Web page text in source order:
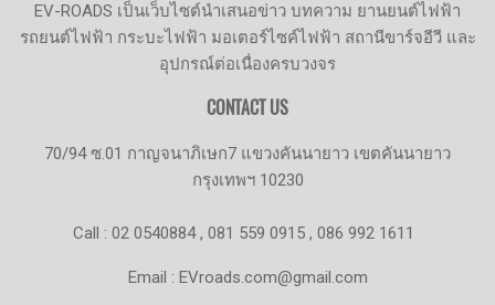
EV-ROADS เป็นเว็บไซต์นำเสนอข่าว บทความ ยานยนต์ไฟฟ้า
รถยนต์ไฟฟ้า กระบะไฟฟ้า มอเตอร์ไซค์ไฟฟ้า สถานีขาร์จอีวี และ
อุปกรณ์ต่อเนื่องครบวงจร
CONTACT US
70/94 ซ.01 กาญจนาภิเษก7 แขวงคันนายาว เขตคันนายาว
กรุงเทพฯ 10230
Call : 02 0540884 , 081 559 0915 , 086 992 1611
Email : EVroads.com@gmail.com